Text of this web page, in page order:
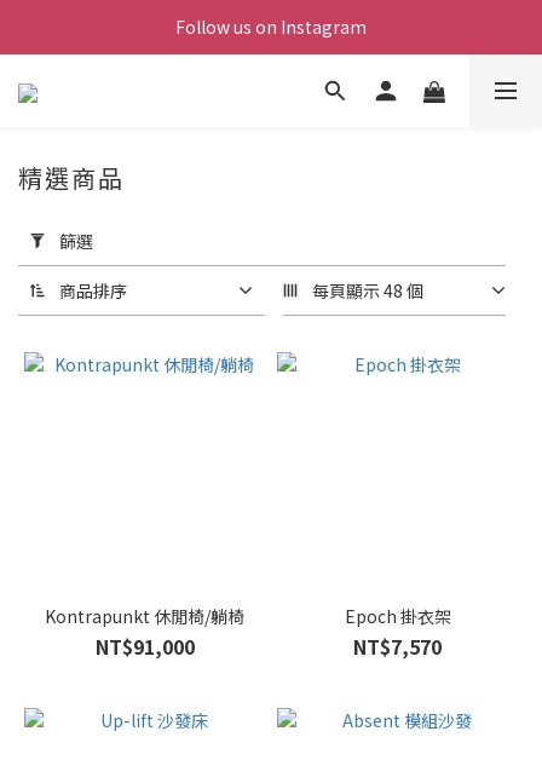
Follow us on Instagram
用
篩
選
(0/20)
價格
精選商品
篩選
商品排序 每頁顯示 48 個
Kontrapunkt 休閒椅/躺椅
NT$91,000
Epoch 掛衣架
NT$7,570